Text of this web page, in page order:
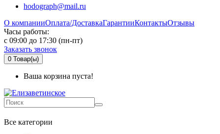
hodograph@mail.ru
О компанииОплата/ДоставкаГарантииКонтактыОтзывы
Часы работы:
c 09:00 до 17:30 (пн-пт)
Заказать звонок
0 Товар(ы)
Ваша корзина пуста!
Все категории